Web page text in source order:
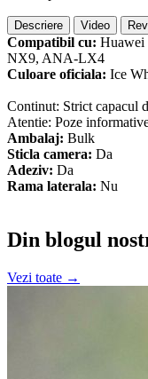
Descriere Video
Compatibil cu:
NX9, ANA-LX4
Culoare oficiala: Ice
Continut: Strict capacul
Atentie: Poze
Ambalaj: Bulk
Sticla camera: Da
Adeziv: Da
Rama laterala: Nu
Din blogul
Vezi toate →